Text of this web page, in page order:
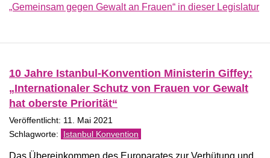
„Gemeinsam gegen Gewalt an Frauen“ in dieser Legislatur
10 Jahre Istanbul-Konvention Ministerin Giffey:
„Internationaler Schutz von Frauen vor Gewalt
hat oberste Priorität“
Veröffentlicht: 11. Mai 2021
Istanbul Konvention
Das Übereinkommen des Europarates zur Verhütung und